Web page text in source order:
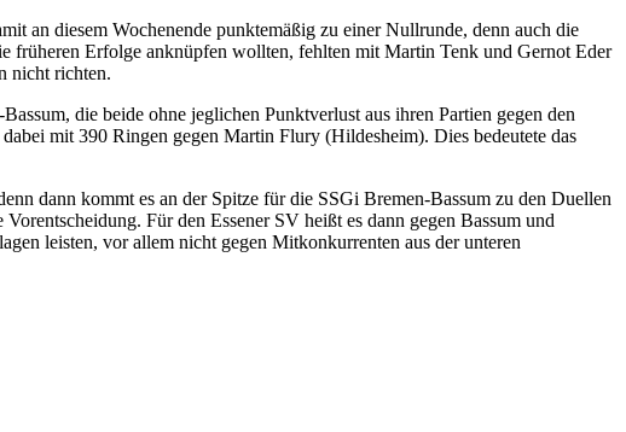
an diesem Wochenende punktemäßig zu einer Nullrunde, denn auch die
früheren Erfolge anknüpfen wollten, fehlten mit Martin Tenk und Gernot Eder
nicht richten.
die beide ohne jeglichen Punktverlust aus ihren Partien gegen den
mit 390 Ringen gegen Martin Flury (Hildesheim). Dies bedeutete das
dann kommt es an der Spitze für die SSGi Bremen-Bassum zu den Duellen
Für den Essener SV heißt es dann gegen Bassum und
leisten, vor allem nicht gegen Mitkonkurrenten aus der unteren